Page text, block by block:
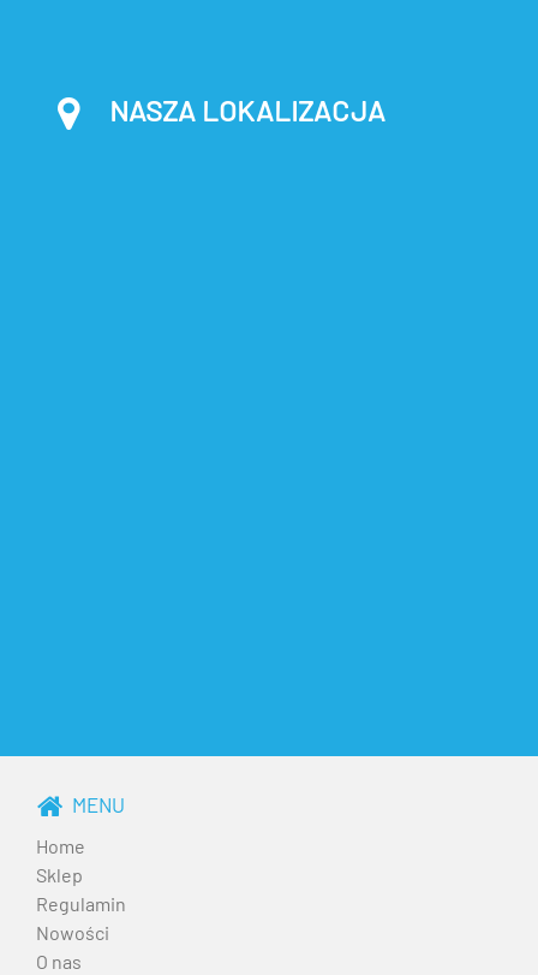
NASZA LOKALIZACJA
MENU
Home
Sklep
Regulamin
Nowości
O nas